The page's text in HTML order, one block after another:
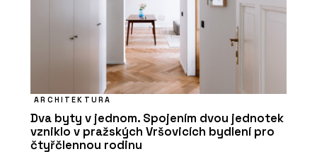
ARCHITEKTURA
Dva byty v jednom. Spojením dvou jednotek
vzniklo v pražských Vršovicích bydlení pro
čtyřčlennou rodinu